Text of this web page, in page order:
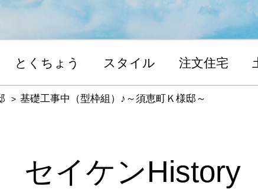
とくちょう スタイル 注文住宅
基礎工事中（型枠組）♪～須恵町Ｋ様邸～
セイケンHistory